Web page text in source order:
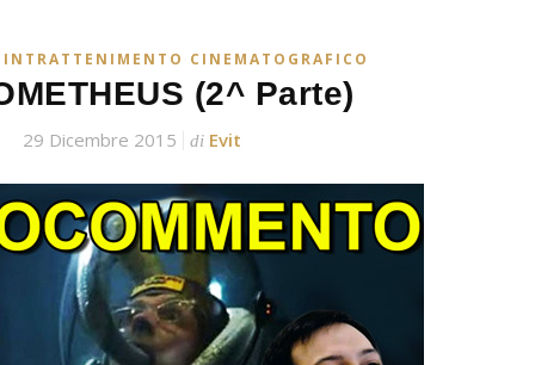
CINEMATOGRAFICO
(2^ Parte)
29 Dicembre 2015 di Evit